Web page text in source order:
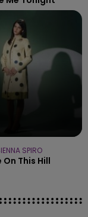
SPIRO
On This Hill